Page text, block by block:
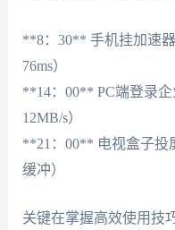
**8：30** 手机挂加速
76ms）
**14：00** PC端登录
12MB/s）
**21：00** 电视盒子投
缓冲）
关键在掌握高效使用技